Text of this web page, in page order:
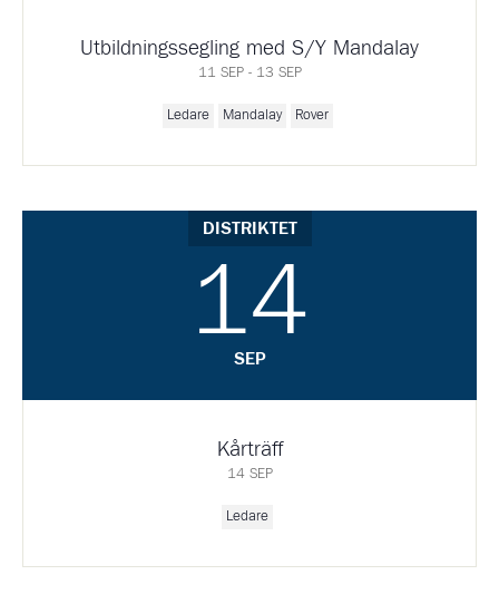
Utbildningssegling med S/Y Mandalay
11 SEP - 13 SEP
Ledare Mandalay Rover
DISTRIKTET
14
SEP
Kårträff
14 SEP
Ledare